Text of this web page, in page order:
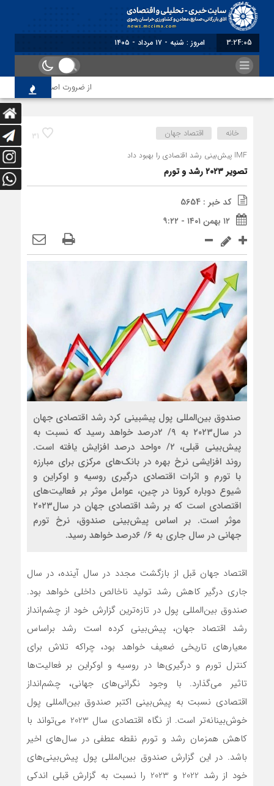
3:24:06 برابر با : Saturday - 8 August - 2026
از ضرورت اصلاح رویه‌های
31 خانه اقتصاد جهان
IMF پیش‌بینی رشد اقتصادی را بهبود داد
تصویر ۲۰۲۳ رشد و تورم
کد خبر : 5654
۱۲ بهمن ۱۴۰۱ - ۹:۲۲
صندوق بین‌المللی پول پیش‏بینی کرد رشد اقتصادی جهان
در سال۲۰۲۳ به ۹/ ۲درصد خواهد رسید که نسبت به
پیش‌بینی قبلی، ۲/ ۰واحد درصد افزایش یافته است.
روند افزایشی نرخ بهره در بانک‌های مرکزی برای مبارزه
با تورم و اثرات اقتصادی درگیری روسیه و اوکراین و
شیوع دوباره کرونا در چین، عوامل موثر بر فعالیت‌های
اقتصادی است که بر رشد اقتصادی جهان در سال۲۰۲۳
موثر است. بر اساس پیش‌بینی صندوق، نرخ تورم
جهانی در سال جاری به ۶/ ۶درصد خواهد رسید.
اقتصاد جهان قبل از بازگشت مجدد در سال آینده، در سال
جاری درگیر کاهش رشد تولید ناخالص داخلی خواهد بود.
صندوق بین‌المللی پول در تازه‌ترین گزارش خود از چشم‌انداز
رشد اقتصاد جهان، پیش‌بینی کرده است رشد براساس
معیارهای تاریخی ضعیف خواهد بود، چراکه تلاش برای
کنترل تورم و درگیری‌ها در روسیه و اوکراین بر فعالیت‌ها
تاثیر می‌گذارد. با وجود نگرانی‌های جهانی، چشم‌انداز
اقتصادی نسبت به پیش‌بینی اکتبر صندوق بین‌المللی پول
خوش‌بینانه‌تر است. از نگاه اقتصادی سال 2023 می‌تواند با
کاهش همزمان رشد و تورم نقطه عطفی در سال‌های اخیر
باشد. در این گزارش صندوق بین‌المللی پول پیش‌بینی‌های
خود از رشد 2022 و 2023 را نسبت به گزارش قبلی اندکی